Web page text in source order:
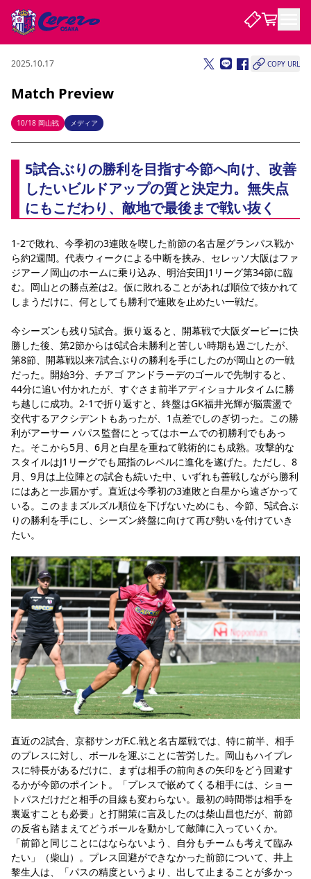
試合・チーム
試合について
試合日程 / 結果 順位表
チームについて
選手・スタッフ スケジュール メディア情報 アクセス
レディース
アカデミー
ハナサカプレーヤー 歴代所属選手
観戦する
チケット
チケット情報 販売スケジュール 価格・席種 購入方法
シーズンシート
法人シーズンシート 福祉サービス
団体チケット
特定興行入場券
譲渡サービス リセールサービス
初めて観戦ガイド キッズ向けサービス グルメ
マッチデープログラム
観戦マナー&ルール ビジターサポーター観戦ガイド 公式アプリ
スタジアム
DAZNで観戦
DAZNで観戦
アウェイツアー
アウェイツアー
よくある質問
よくある質問
クラブを知る
セレッソ大阪について
サポートする
パートナー企業募集中 セレッソ大阪VISAカード サポートスタッフ
セレッソアイデアちょうだいな 応援商店街
Lise（ライセンスビジネス）
サステナビリティ
サステナビリティポリシー SDGsのゴール
インパクトレポート
活動レポート
SPORT POSITIVE LEAGUES 取り組み実績
スポーツクラブ
スポーツクラブ
関連団体/施設
長居公園 セレッソフットサルパーク
セレッソフットサルパーク長居
セレッソスポーツパーク舞洲 YANMAR HANASAKA STADIUM
セレッソ大阪アカデミー 子供のサッカースクール
大人のサッカースクール その他スポーツクラブ
ファンクラブ
ファンクラブ
SAKURA SOCIO SAKURA POINT Program
招待券引換方法
まいセレチケット 会員規定 婚姻届・出生届・命名書
ニュース
ニュース
すべて チーム グッズ チケット イベント
ファンクラブ
ホームタウン パートナー スポーツクラブ メディア 30周年
レディース
アカデミー
2025.10.17 COPY URL
Match Preview
10/18 岡山戦 メディア
5試合ぶりの勝利を目指す今節へ向け、改善
したいビルドアップの質と決定力。無失点
にもこだわり、敵地で最後まで戦い抜く
1-2で敗れ、今季初の3連敗を喫した前節の名古屋グランパス戦か
ら約2週間。代表ウィークによる中断を挟み、セレッソ大阪はファ
ジアーノ岡山のホームに乗り込み、明治安田J1リーグ第34節に臨
む。岡山との勝点差は2。仮に敗れることがあれば順位で抜かれて
しまうだけに、何としても勝利で連敗を止めたい一戦だ。
今シーズンも残り5試合。振り返ると、開幕戦で大阪ダービーに快
勝した後、第2節からは6試合未勝利と苦しい時期も過ごしたが、
第8節、開幕戦以来7試合ぶりの勝利を手にしたのが岡山との一戦
だった。開始3分、チアゴ アンドラーデのゴールで先制すると、
44分に追い付かれたが、すぐさま前半アディショナルタイムに勝
ち越しに成功。2-1で折り返すと、終盤はGK福井光輝が脳震盪で
交代するアクシデントもあったが、1点差でしのぎ切った。この勝
利がアーサー パパス監督にとってはホームでの初勝利でもあっ
た。そこから5月、6月と白星を重ねて戦術的にも成熟。攻撃的な
スタイルはJ1リーグでも屈指のレベルに進化を遂げた。ただし、8
月、9月は上位陣との試合も続いた中、いずれも善戦しながら勝利
にはあと一歩届かず。直近は今季初の3連敗と白星から遠ざかって
いる。このままズルズル順位を下げないためにも、今節、5試合ぶ
りの勝利を手にし、シーズン終盤に向けて再び勢いを付けていき
たい。
直近の2試合、京都サンガF.C.戦と名古屋戦では、特に前半、相手
のプレスに対し、ボールを運ぶことに苦労した。岡山もハイプレ
スに特長があるだけに、まずは相手の前向きの矢印をどう回避す
るかが今節のポイント。「プレスで嵌めてくる相手には、ショー
トパスだけだと相手の目線も変わらない。最初の時間帯は相手を
裏返すことも必要」と打開策に言及したのは柴山昌也だが、前節
の反省も踏まえてどうボールを動かして敵陣に入っていくか。
「前節と同じことにはならないよう、自分もチームも考えて臨み
たい」（柴山）。プレス回避ができなかった前節について、井上
黎生人は、「パスの精度というより、出して止まることが多かっ